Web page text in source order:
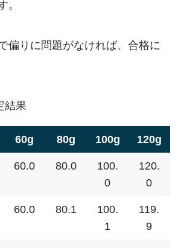
。
偏りに問題がなければ、合格に
結果
60g 80g 100g 120g
60.0 80.0
100.
0
120.
0
60.0 80.1
100.
1
119.
9